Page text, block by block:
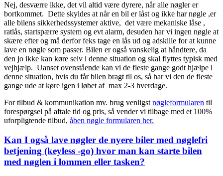
Nej, desværre ikke, det vil altid være dyrere, når alle nøgler er
bortkommet. Dette skyldes at når en bil er låst og ikke har nøgle ,er
alle bilens sikkerhedssystemer aktive, det være mekaniske låse ,
ratlås, startspærre system og evt alarm, desuden har vi ingen nøgle at
skære efter og må derfor feks tage en lås ud og adskille for at kunne
lave en nøgle som passer. Bilen er også vanskelig at håndtere, da
den jo ikke kan køre selv i denne situation og skal flyttes typisk med
vejhjælp. Uanset ovenstående kan vi de fleste gange godt hjælpe i
denne situation, hvis du får bilen bragt til os, så har vi den de fleste
gange ude at køre igen i løbet af max 2-3 hverdage.
For tilbud & kommunikation mv. brug venligst nøgleformularen til
forespørgsel på aftale tid og pris, så vender vi tilbage med et 100%
uforpligtende tilbud, åben nøgle formularen her.
Kan I også lave nøgler de nyere biler med nøglefri
betjening (keyless -go) hvor man kan starte bilen
med nøglen i lommen eller tasken?